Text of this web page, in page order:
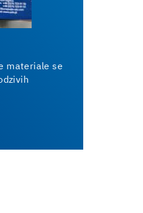
materiale se